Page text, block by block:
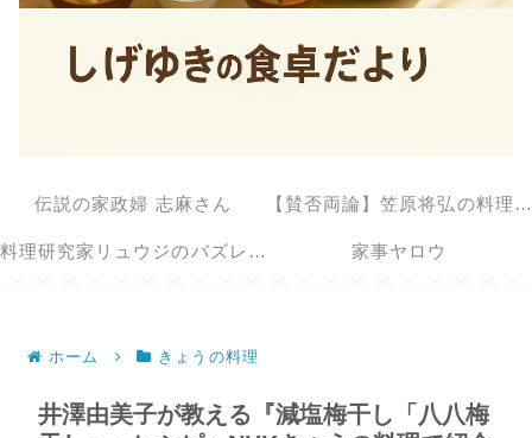
伝説の家政婦 志麻さん 【賛否両論】笠原将弘の料理のほそ道
料理研究家リュウジのバズレシピ 家事ヤロウ
ホーム きょうの料理
井澤由美子が教える『減塩梅干し「八八梅